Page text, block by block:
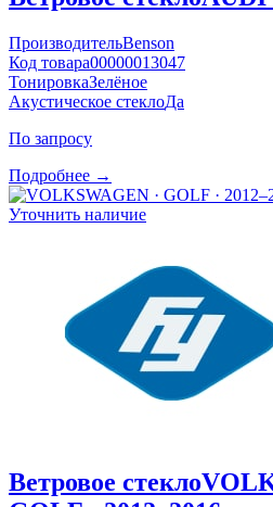
ПроизводительBenson
Код товара00000013047
ТонировкаЗелёное
Акустическое стеклоДа
По запросу
Подробнее →
Уточнить наличие
Ветровое стекло